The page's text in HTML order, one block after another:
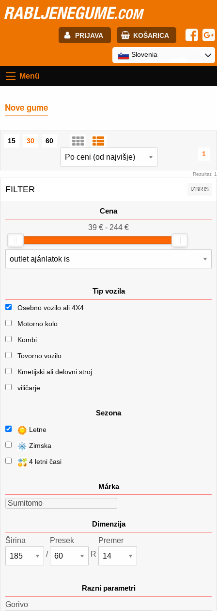
RABLJENEGUME.COM
PRIJAVA KOŠARICA
Geslo:
Slovenia
Menü
Nove gume
15 30
60
1
Rezultat: 1
FILTER IZBRIS
Cena
39 € - 244 €
Tip vozila
Osebno vozilo ali 4X4
Motorno kolo
Kombi
Tovorno vozilo
Kmetijski ali delovni stroj
viličarje
Sezona
Letne
Zimska
4 letni časi
Márka
Sumitomo
Dimenzija
Širina
/
Presek
R
Premer
Razni parametri
Gorivo